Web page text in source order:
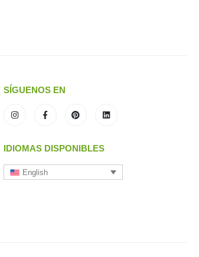
SÍGUENOS EN
IDIOMAS DISPONIBLES
English